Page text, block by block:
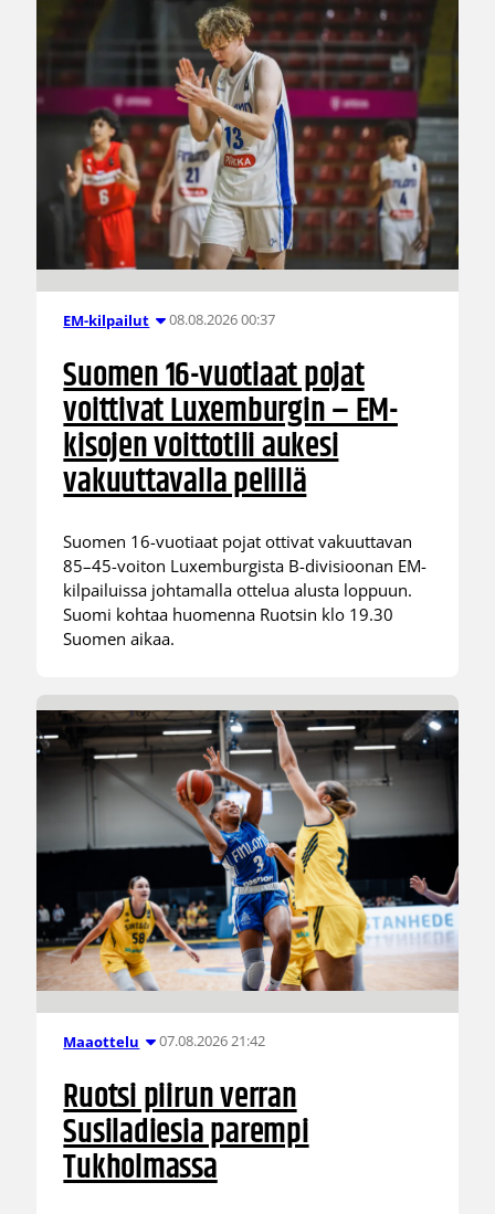
EM-kilpailut 08.08.2026 00:37
Suomen 16-vuotiaat pojat
voittivat Luxemburgin – EM-
kisojen voittotili aukesi
vakuuttavalla pelillä
Suomen 16-vuotiaat pojat ottivat vakuuttavan
85–45-voiton Luxemburgista B-divisioonan EM-
kilpailuissa johtamalla ottelua alusta loppuun.
Suomi kohtaa huomenna Ruotsin klo 19.30
Suomen aikaa.
Maaottelu 07.08.2026 21:42
Ruotsi piirun verran
Susiladiesia parempi
Tukholmassa